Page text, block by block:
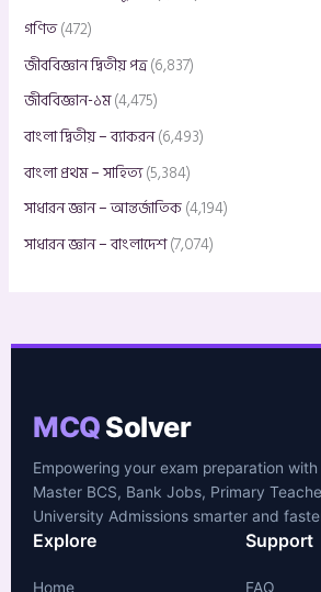
গণিত(472)
জীববিজ্ঞান দ্বিতীয় পত্র(6,837)
জীববিজ্ঞান-১ম(4,475)
বাংলা দ্বিতীয় – ব্যাকরন(6,493)
বাংলা প্রথম – সাহিত্য(5,384)
সাধারন জ্ঞান – আন্তর্জাতিক(4,194)
সাধারন জ্ঞান – বাংলাদেশ(7,074)
MCQSolver
Empowering your exam preparation
Master BCS, Bank Jobs, Primary
University Admissions smarter and
Explore
Home
Support
FAQ